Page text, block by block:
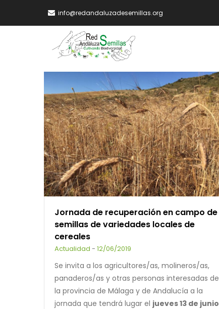
info@redandaluzadesemillas.org
Jornada de recuperación en campo de
semillas de variedades locales de
cereales
Actualidad - 12/06/2019
Se invita a los agricultores/as, molineros/as,
panaderos/as y otras personas interesadas de
la provincia de Málaga y de Andalucía a la
jornada que tendrá lugar el jueves 13 de junio